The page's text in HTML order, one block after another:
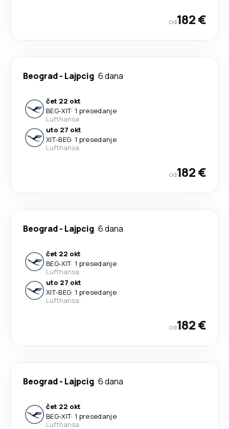
od182 €
Beograd- Lajpcig 6 dana
čet 22 okt
BEG-XIT· 1 presedanje
Lufthansa
uto 27 okt
XIT-BEG· 1 presedanje
Lufthansa
od182 €
Beograd- Lajpcig 6 dana
čet 22 okt
BEG-XIT· 1 presedanje
Lufthansa
uto 27 okt
XIT-BEG· 1 presedanje
Lufthansa
od182 €
Beograd- Lajpcig 6 dana
čet 22 okt
BEG-XIT· 1 presedanje
Lufthansa